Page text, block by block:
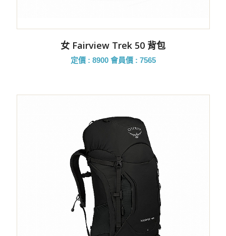
女 Fairview Trek 50 背包
定價 : 8900 會員價 : 7565